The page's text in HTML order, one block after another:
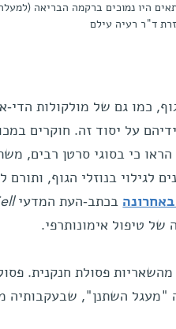
היו נמוכים ברקמה הבריאה
ד"ר רעיה עילם
כמו גם של מולקולות הדי-
על יסוד זה. חוקרים
כי בסוגי סרטן רבים,
לגילוי בנוזלי הגוף,
בכתב-העת המדעי
של טיפול אימונותרפי.
פסולת חנקנית.
"מעגל השתנן", שבעקבותיה